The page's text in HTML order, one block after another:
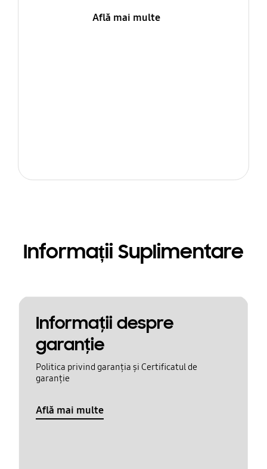
Află mai multe
Informații Suplimentare
Informaţii despre
garanţie
Politica privind garanția și Certificatul de
garanție
Află mai multe